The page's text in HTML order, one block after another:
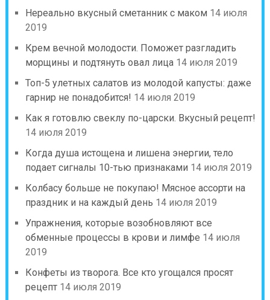
Нереально вкусный сметанник с маком 14 июля
2019
Крем вечной молодости. Поможет разгладить
морщины и подтянуть овал лица 14 июля 2019
Топ-5 улетных салатов из молодой капусты: даже
гарнир не понадобится! 14 июля 2019
Как я готовлю свеклу по-царски. Вкусный рецепт!
14 июля 2019
Когда душа истощена и лишена энергии, тело
подает сигналы 10-тью признаками 14 июля 2019
Колбасу больше не покупаю! Мясное ассорти на
праздник и на каждый день 14 июля 2019
Упражнения, которые возобновляют все
обменные процессы в крови и лимфе 14 июля
2019
Конфеты из творога. Все кто угощался просят
рецепт 14 июля 2019